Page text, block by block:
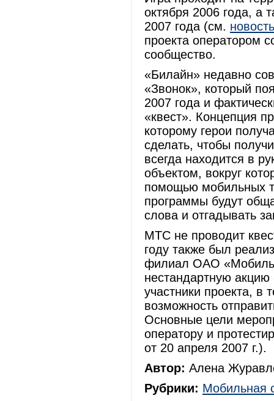
октября 2006 года, а
2007 года (см. новость
проекта оператором
сообщество.
«Билайн» недавно
«Звонок», который
2007 года и
«квест». Концепция
которому герои
сделать, чтобы
всегда находится в
объектом, вокруг
помощью мобильных
программы будут
слова и отгадывать
МТС не проводит
году также был
филиал ОАО
нестандартную
участники проекта, в
возможность
Основные цели
оператору и
от 20 апреля 2007 г.).
Автор: Алена
Рубрики: Мобильная